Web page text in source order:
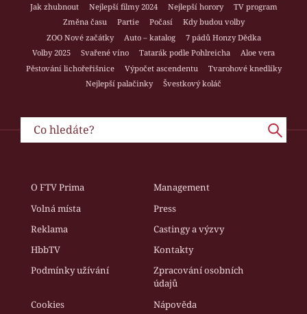
Jak zhubnout Nejlepší filmy 2024 Nejlepší horory
TV program
Změna času
Partie Počasí
Kdy budou volby
ZOO Nové začátky
Auto – katalog
7 pádů Honzy Dědka
Volby 2025
Svařené víno Tatarák podle Pohlreicha
Aloe vera
Pěstování lichořeřišnice
Výpočet ascendentu
Tvarohové knedlíky
Nejlepší palačinky
Švestkový koláč
O FTV Prima
Management
Volná místa
Press
Reklama
Castingy a výzvy
HbbTV
Kontakty
Podmínky užívání
Zpracování osobních
údajů
Cookies
Nápověda